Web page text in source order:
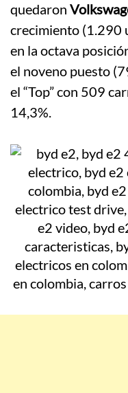
quedaron
crecimiento (1.290
en la octava
el noveno puesto
el “Top” con 509
14,3%.